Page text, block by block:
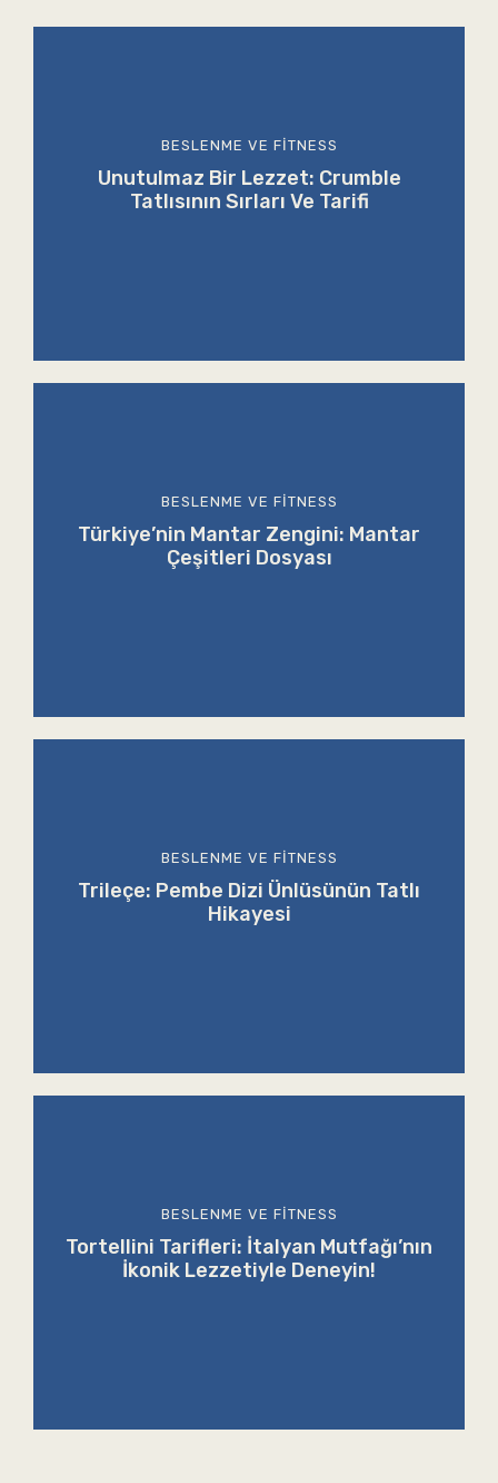
BESLENME VE FITNESS
Unutulmaz Bir Lezzet: Crumble
Tatlısının Sırları Ve Tarifi
BESLENME VE FITNESS
Türkiye’nin Mantar Zengini: Mantar
Çeşitleri Dosyası
BESLENME VE FITNESS
Trileçe: Pembe Dizi Ünlüsünün Tatlı
Hikayesi
BESLENME VE FITNESS
Tortellini Tarifleri: İtalyan Mutfağı’nın
İkonik Lezzetiyle Deneyin!